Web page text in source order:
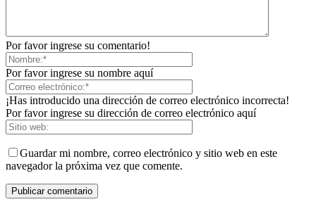
Por favor ingrese su comentario!
Por favor ingrese su nombre aquí
¡Has introducido una dirección de correo electrónico incorrecta!
Por favor ingrese su dirección de correo electrónico aquí
Guardar mi nombre, correo electrónico y sitio web en este
navegador la próxima vez que comente.